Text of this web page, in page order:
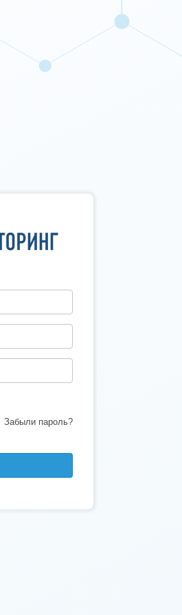
Забыли пароль?